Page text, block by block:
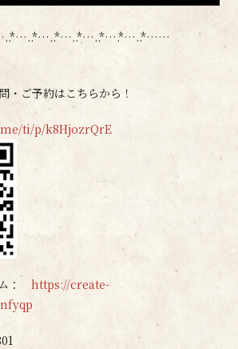
・ご予約はこちらから！
ti/p/k8HjozrQrE
ム：https://create-